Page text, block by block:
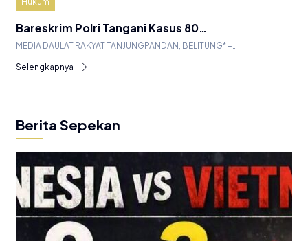
Bareskrim Polri Tangani Kasus 80…
MEDIA DAULAT RAKYAT TANJUNGPANDAN, BELITUNG* –…
Selengkapnya
Berita Sepekan